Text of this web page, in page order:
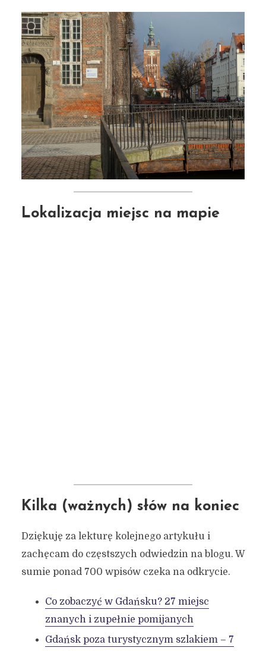
Lokalizacja miejsc na mapie
Kilka (ważnych) słów na koniec
Dziękuję za lekturę kolejnego artykułu i
zachęcam do częstszych odwiedzin na blogu. W
sumie ponad 700 wpisów czeka na odkrycie.
Co zobaczyć w Gdańsku? 27 miejsc
znanych i zupełnie pomijanych
Gdańsk poza turystycznym szlakiem – 7